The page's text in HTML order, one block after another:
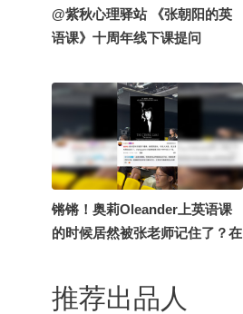
@紫秋心理驿站 《张朝阳的英
语课》十周年线下课提问
内在驱动力的呢？#关注流十年
一刻 @小丰本丰 @柚念yx @不
靠谱儿的王大力
锵锵！奥莉Oleander上英语课
的时候居然被张老师记住了？在
却在现场聊起了我的英文名
推荐出品人